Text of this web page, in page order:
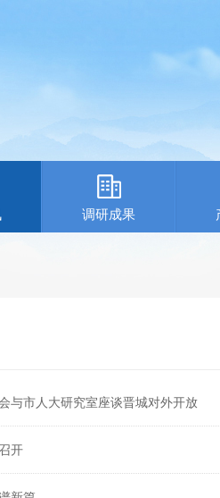
调研成果
与市人大研究室座谈晋城对外开放
开